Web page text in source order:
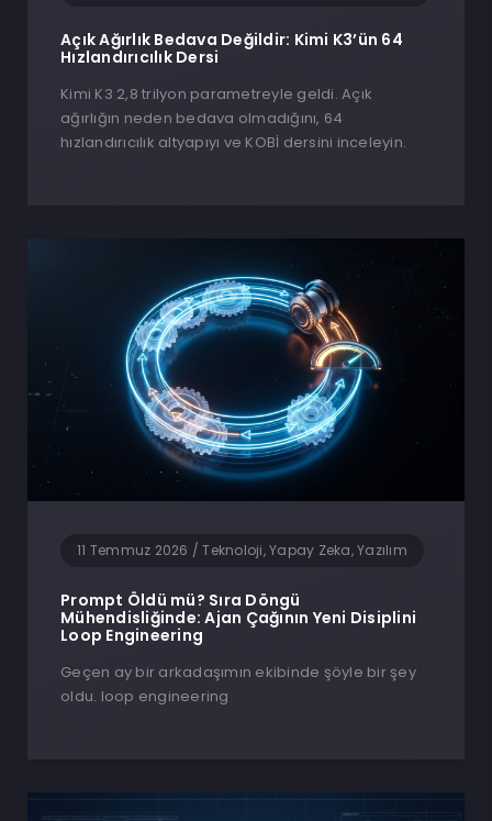
Açık Ağırlık Bedava Değildir: Kimi K3’ün 64
Hızlandırıcılık Dersi
Kimi K3 2,8 trilyon parametreyle geldi. Açık
ağırlığın neden bedava olmadığını, 64
hızlandırıcılık altyapıyı ve KOBİ dersini inceleyin.
11 Temmuz 2026 /Teknoloji, Yapay Zeka, Yazılım
Prompt Öldü mü? Sıra Döngü
Mühendisliğinde: Ajan Çağının Yeni Disiplini
Loop Engineering
Geçen ay bir arkadaşımın ekibinde şöyle bir şey
oldu. loop engineering